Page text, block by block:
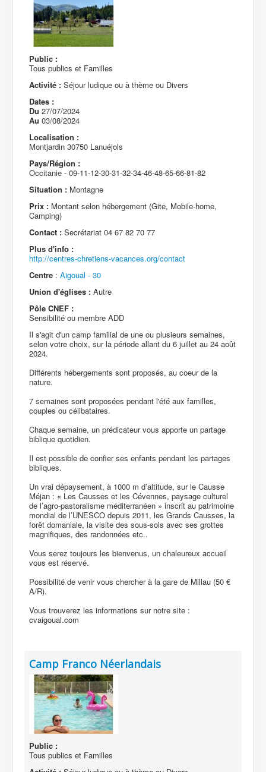
Public :
Tous publics et Familles
Activité : Séjour ludique ou à thème ou Divers
Dates :
Du 27/07/2024
Au 03/08/2024
Localisation :
Montjardin 30750 Lanuéjols
Pays/Région :
Occitanie - 09-11-12-30-31-32-34-46-48-65-66-81-82
Situation : Montagne
Prix : Montant selon hébergement (Gite, Mobile-home,
Camping)
Contact : Secrétariat 04 67 82 70 77
Plus d'info :
http://centres-chretiens-vacances.org/contact
Centre : Aigoual - 30
Union d'églises : Autre
Pôle CNEF :
Sensibilité ou membre ADD
Il s'agit d'un camp familial de une ou plusieurs semaines,
selon votre choix, sur la période allant du 6 juillet au 24 août
2024.
Différents hébergements sont proposés, au coeur de la
nature.
7 semaines sont proposées pendant l'été aux familles,
couples ou célibataires.
Chaque semaine, un prédicateur vous apporte un partage
biblique quotidien.
Il est possible de confier ses enfants pendant les partages
bibliques.
Un vrai dépaysement, à 1000 m d’altitude, sur le Causse
Méjan : « Les Causses et les Cévennes, paysage culturel
de l’agro-pastoralisme méditerranéen » inscrit au patrimoine
mondial de l’UNESCO depuis 2011, les Grands Causses, la
forêt domaniale, la visite des sous-sols avec ses grottes
magnifiques, des randonnées etc..
Vous serez toujours les bienvenus, un chaleureux accueil
vous est réservé.
Possibilité de venir vous chercher à la gare de Millau (50 €
A/R).
Vous trouverez les informations sur notre site :
cvaigoual.com
Camp Franco Néerlandais
Public :
Tous publics et Familles